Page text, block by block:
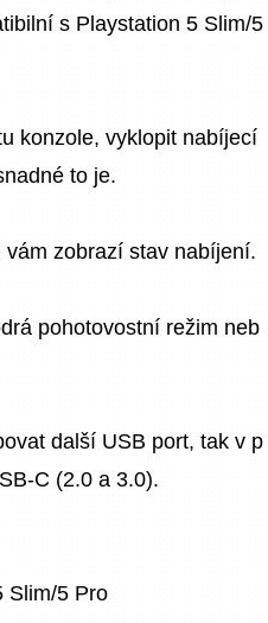
s Playstation 5 Slim/5
konzole, vyklopit nabíjecí
to je.
zobrazí stav nabíjení.
pohotovostní režim neb
další USB port, tak v p
C (2.0 a 3.0).
Slim/5 Pro